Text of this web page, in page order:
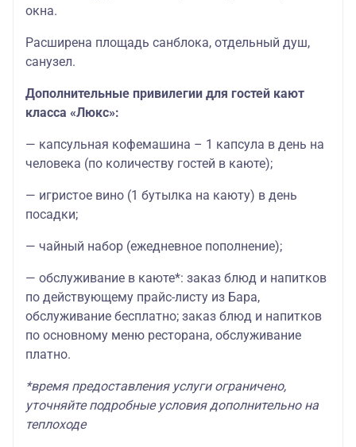
окна.
Расширена площадь санблока, отдельный душ,
санузел.
Дополнительные привилегии для гостей кают
класса «Люкс»:
— капсульная кофемашина – 1 капсула в день на
человека (по количеству гостей в каюте);
— игристое вино (1 бутылка на каюту) в день
посадки;
— чайный набор (ежедневное пополнение);
— обслуживание в каюте*: заказ блюд и напитков
по действующему прайс-листу из Бара,
обслуживание бесплатно; заказ блюд и напитков
по основному меню ресторана, обслуживание
платно.
*время предоставления услуги ограничено,
уточняйте подробные условия дополнительно на
теплоходе